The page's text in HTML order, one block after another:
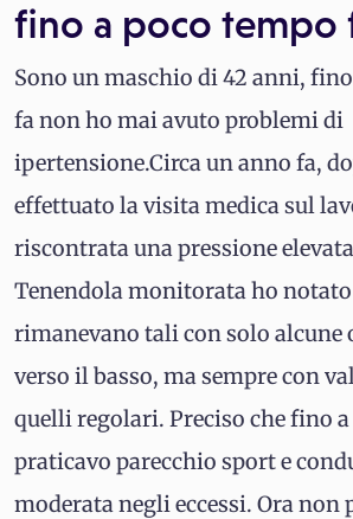
fino a poco tempo
Sono un maschio di 42 anni,
fa non ho mai avuto problemi di
ipertensione.Circa un anno fa,
effettuato la visita medica sul
riscontrata una pressione elevata,
Tenendola monitorata ho
rimanevano tali con solo
verso il basso, ma sempre con
quelli regolari. Preciso che fino
praticavo parecchio sport e
moderata negli eccessi. Ora non